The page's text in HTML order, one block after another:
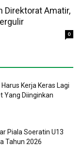
Direktorat Amatir,
0
Kerja Keras Lagi
Yang Diinginkan
Piala Soeratin U13
Tahun 2026